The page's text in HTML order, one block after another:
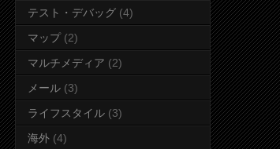
テスト・デバッグ (4)
マップ (2)
マルチメディア (2)
メール (3)
ライフスタイル (3)
海外 (4)